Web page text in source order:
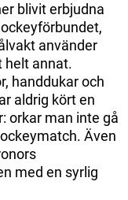
blivit erbjudna
använder
helt annat.
handdukar och
aldrig kört en
orkar man inte gå
Även
med en syrlig